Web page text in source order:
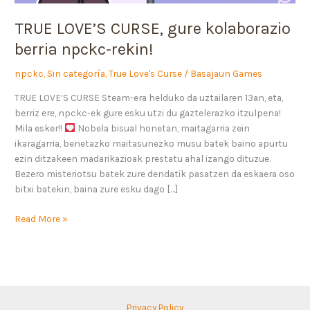
TRUE LOVE’S CURSE, gure kolaborazio
berria npckc-rekin!
npckc, Sin categoría,True Love's Curse / Basajaun Games
TRUE LOVE’S CURSE Steam-era helduko da uztailaren 13an, eta,
berriz ere, npckc-ek gure esku utzi du gaztelerazko itzulpena!
Mila esker!!
Nobela bisual honetan, maitagarria zein
ikaragarria, benetazko maitasunezko musu batek baino apurtu
ezin ditzakeen madarikazioak prestatu ahal izango dituzue.
Bezero misteriotsu batek zure dendatik pasatzen da eskaera oso
bitxi batekin, baina zure esku dago […]
Read More »
Privacy Policy